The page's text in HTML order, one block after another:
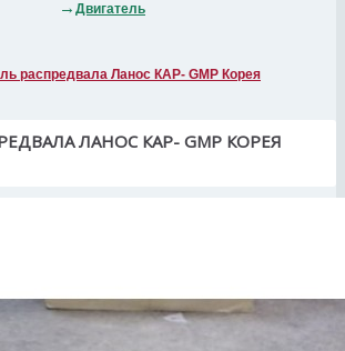
Двигатель
распредвала Ланос КАР- GMP Корея
ЛАНОС КАР- GMP КОРЕЯ